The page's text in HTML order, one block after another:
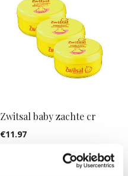
Zwitsal baby zachte cr
€11.97